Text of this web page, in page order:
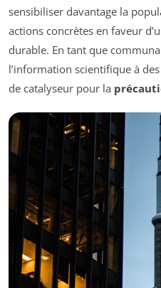
sensibiliser davantage la
actions concrètes en faveur
durable. En tant que
l’information scientifique à
de catalyseur pour la